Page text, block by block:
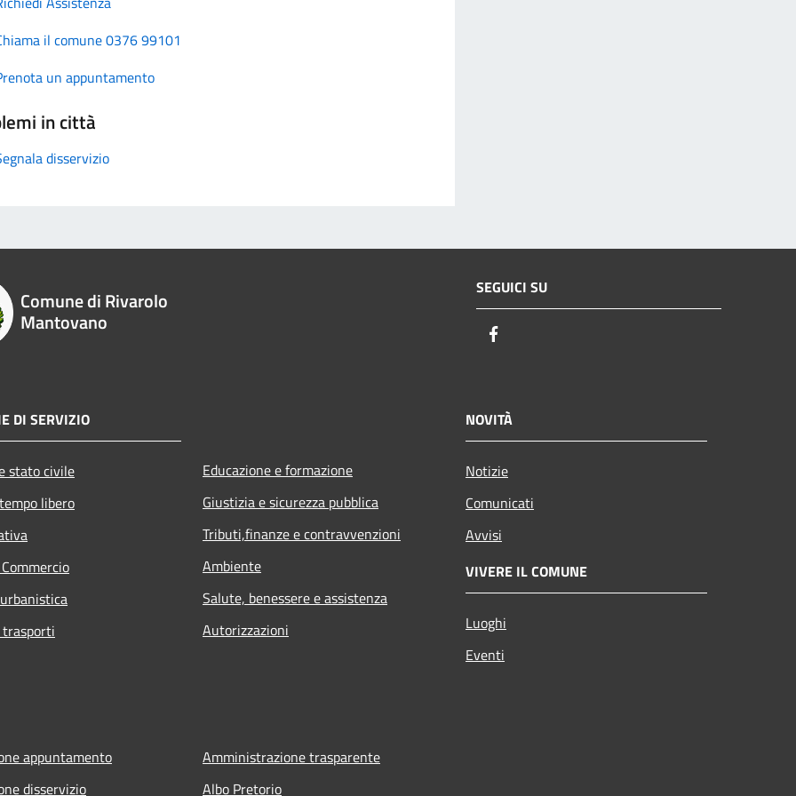
il comune 0376 99101
un appuntamento
in città
disservizio
Comune di Rivarolo
Mantovano
SEGUICI SU
DI SERVIZIO
stato civile
libero
Educazione e formazione
Giustizia e sicurezza pubblica
Tributi,finanze e contravvenzioni
Ambiente
Salute, benessere e assistenza
Autorizzazioni
NOVITÀ
Notizie
Comunicati
Avvisi
VIVERE IL COMUNE
Luoghi
Eventi
appuntamento
disservizio
Amministrazione trasparente
Albo Pretorio